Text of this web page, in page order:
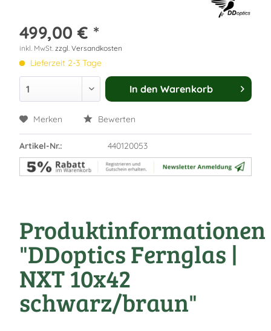
499,00 € *
inkl. MwSt. zzgl. Versandkosten
Lieferzeit 2-3 Tage
In den Warenkorb
Merken Bewerten
Artikel-Nr.: 440120053
Produktinformationen
"DDoptics Fernglas |
NXT 10x42
schwarz/braun"